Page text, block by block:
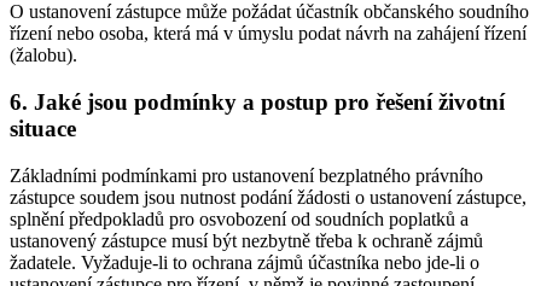
O ustanovení zástupce může požádat účastník občanského soudního
řízení nebo osoba, která má v úmyslu podat návrh na zahájení řízení
(žalobu).
6. Jaké jsou podmínky a postup pro řešení životní
situace
Základními podmínkami pro ustanovení bezplatného právního
zástupce soudem jsou nutnost podání žádosti o ustanovení zástupce,
splnění předpokladů pro osvobození od soudních poplatků a
ustanovený zástupce musí být nezbytně třeba k ochraně zájmů
žadatele. Vyžaduje-li to ochrana zájmů účastníka nebo jde-li o